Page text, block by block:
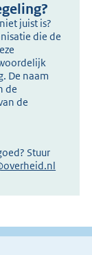
juist is?
die de
De naam
de
de
Stuur